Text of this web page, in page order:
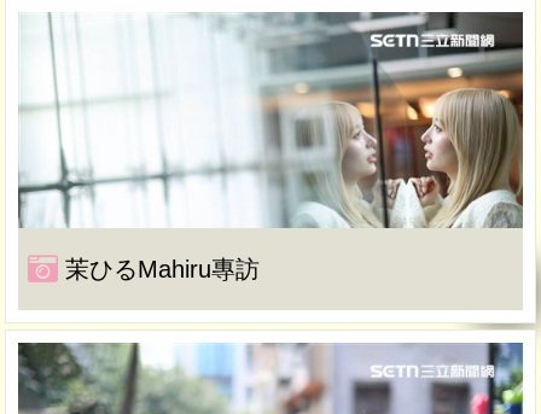
茉ひるMahiru專訪